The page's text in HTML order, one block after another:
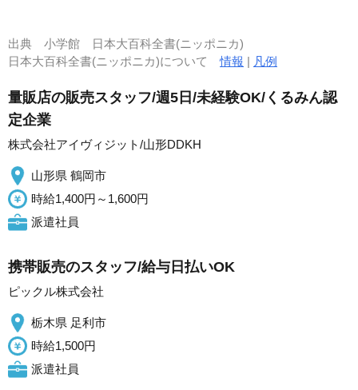
出典 小学館 日本大百科全書(ニッポニカ)
日本大百科全書(ニッポニカ)について情報 | 凡例
量販店の販売スタッフ/週5日/未経験OK/くるみん認
定企業
株式会社アイヴィジット/山形DDKH
山形県 鶴岡市
時給1,400円～1,600円
派遣社員
携帯販売のスタッフ/給与日払いOK
ピックル株式会社
栃木県 足利市
時給1,500円
派遣社員